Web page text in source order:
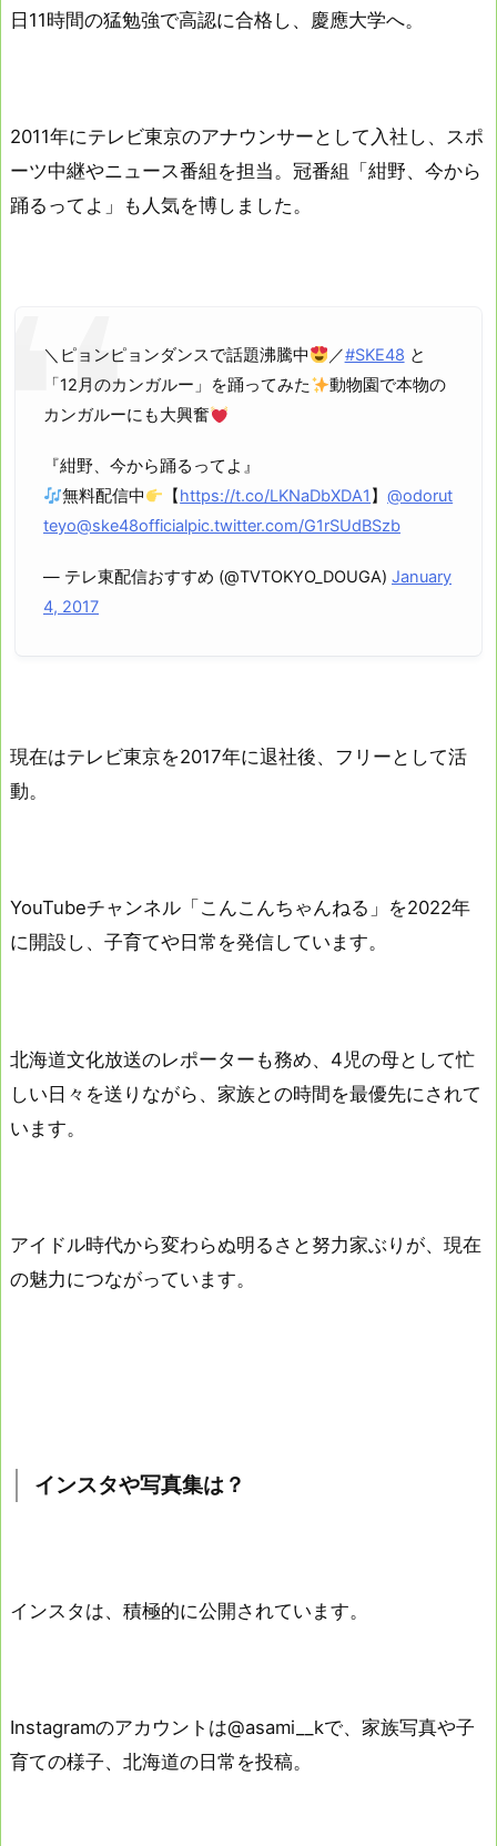
日11時間の猛勉強で高認に合格し、慶應大学へ。
2011年にテレビ東京のアナウンサーとして入社し、スポ
ーツ中継やニュース番組を担当。冠番組「紺野、今から
踊るってよ」も人気を博しました。
＼ピョンピョンダンスで話題沸騰中 ／#SKE48 と
「12月のカンガルー」を踊ってみた
動物園で本物の
カンガルーにも大興奮
『紺野、今から踊るってよ』
無料配信中
【https://t.co/LKNaDbXDA1 】@odorut
teyo@ske48officialpic.twitter.com/G1rSUdBSzb
— テレ東配信おすすめ (@TVTOKYO_DOUGA) January
4, 2017
現在はテレビ東京を2017年に退社後、フリーとして活
動。
YouTubeチャンネル「こんこんちゃんねる」を2022年
に開設し、子育てや日常を発信しています。
北海道文化放送のレポーターも務め、4児の母として忙
しい日々を送りながら、家族との時間を最優先にされて
います。
アイドル時代から変わらぬ明るさと努力家ぶりが、現在
の魅力につながっています。
インスタや写真集は？
インスタは、積極的に公開されています。
Instagramのアカウントは@asami__kで、家族写真や子
育ての様子、北海道の日常を投稿。